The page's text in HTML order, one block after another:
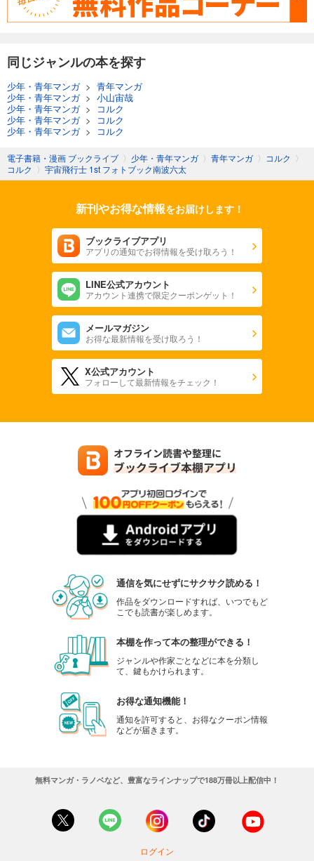
同じジャンルの本を探す
少年・青年マンガ> 青年マンガ
少年・青年マンガ> 小山宙哉
少年・青年マンガ>
コルク
少年・青年マンガ>
コルク
少年・青年マンガ> コルク
電子書籍・漫画 ブックライブ 〉 少年・青年マンガ 〉 青年マンガ 〉 コルク 〉
コルク 〉 宇宙飛行士 1st フォトブック南波六太
新刊やお得な情報をお届けします！
ブックライブアプリ
アプリの通知でお得情報を受け取ろう！
LINE公式アカウント
アカウント連携で限定クーポンゲット！
メールマガジン
お得な最新情報を受け取ろう！
X公式アカウント
フォローして最新情報をチェック！
通信を気にせずにサクサク読める！
作品をダウンロードすれば、いつでもど
こでも読書が楽しめます。
本棚を作って本の整理ができる！
ジャンルや作家ごとなどに本を分類し
て、鍵もかけられます。
お得な通知機能！
通知を許可すると、お得なクーポン情報
などが届きます。
無料マンガ・ラノベなど、豊富なラインナップで188万冊以上配信中！
ログイン